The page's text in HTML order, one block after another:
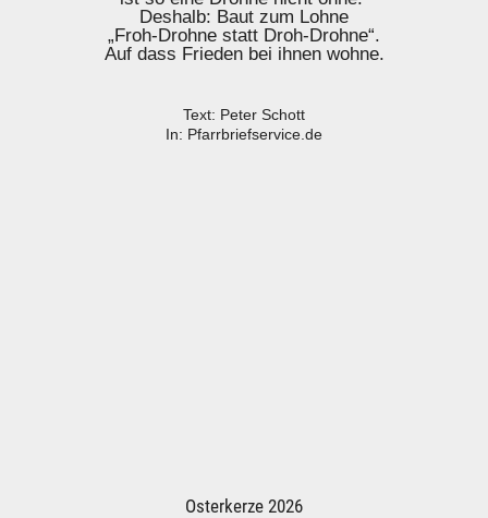
Deshalb: Baut zum Lohne
„Froh-Drohne statt Droh-Drohne“.
Auf dass Frieden bei ihnen wohne.
Text: Peter Schott
In: Pfarrbriefservice.de
Osterkerze 2026